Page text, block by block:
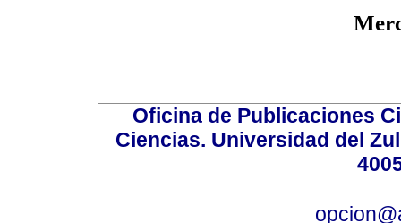
Oficina de Publicaciones
Ciencias. Universidad del